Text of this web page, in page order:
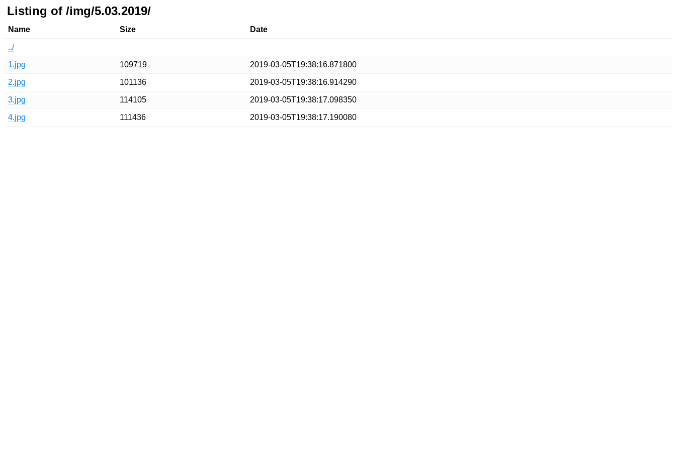
Listing of /img/5.03.2019/
Name Size Date
../
1.jpg 109719 2019-03-05T19:38:16.871800
2.jpg 101136 2019-03-05T19:38:16.914290
3.jpg 114105 2019-03-05T19:38:17.098350
4.jpg 111436 2019-03-05T19:38:17.190080